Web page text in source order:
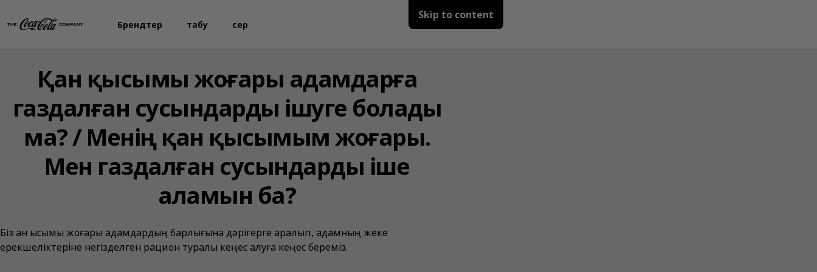
Skip to content
Брендтер табу Әсер
Қан қысымы жоғары адамдарға
газдалған сусындарды ішуге болады
ма? / Менің қан қысымым жоғары.
Мен газдалған сусындарды іше
аламын ба?
Біз қан қысымы жоғары адамдардың барлығына дәрігерге қаралып, адамның жеке
ерекшеліктеріне негізделген рацион туралы кеңес алуға кеңес береміз.